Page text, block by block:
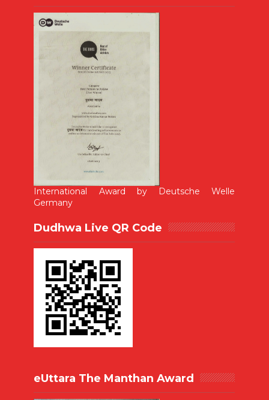
International Award by Deutsche Welle
Germany
Dudhwa Live QR Code
eUttara The Manthan Award